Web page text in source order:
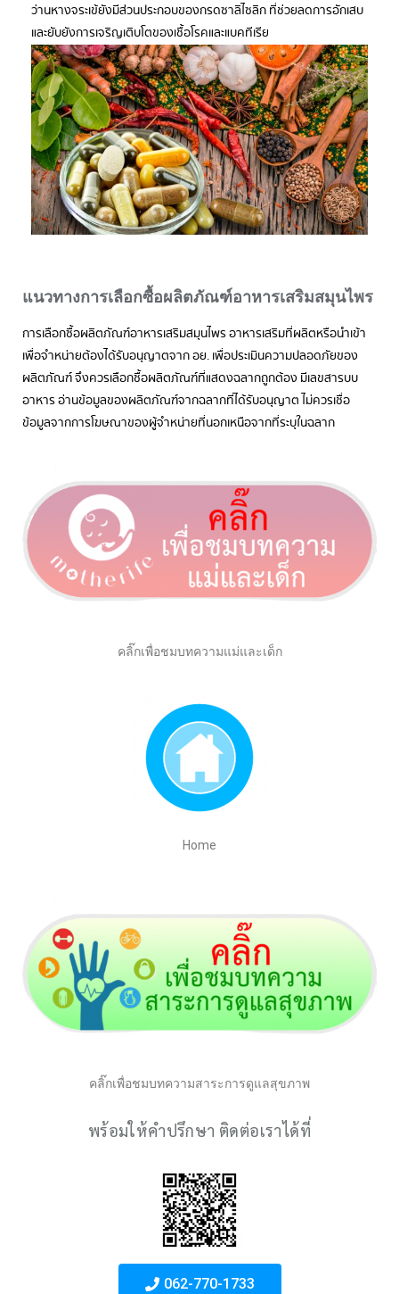
ว่านหางจระเข้ยังมีส่วนประกอบของกรดซาลิไซลิก ที่ช่วยลดการอักเสบ
และยับยังการเจริญเติบโตของเชื้อโรคและแบคทีเรีย
แนวทางการเลือกซื้อผลิตภัณฑ์อาหารเสริมสมุนไพร
การเลือกซื้อผลิตภัณฑ์อาหารเสริมสมุนไพร อาหารเสริมที่ผลิตหรือนำเข้า
เพื่อจำหน่ายต้องได้รับอนุญาตจาก อย. เพื่อประเมินความปลอดภัยของ
ผลิตภัณฑ์ จึงควรเลือกซื้อผลิตภัณฑ์ที่แสดงฉลากถูกต้อง มีเลขสารบบ
อาหาร อ่านข้อมูลของผลิตภัณฑ์จากฉลากที่ได้รับอนุญาต ไม่ควรเชื่อ
ข้อมูลจากการโฆษณาของผู้จำหน่ายที่นอกเหนือจากที่ระบุในฉลาก
คลิ๊กเพื่อชมบทความแม่และเด็ก
Home
คลิ๊กเพื่อชมบทความสาระการดูแลสุขภาพ
พร้อมให้คำปรึกษา ติดต่อเราได้ที่
062-770-1733